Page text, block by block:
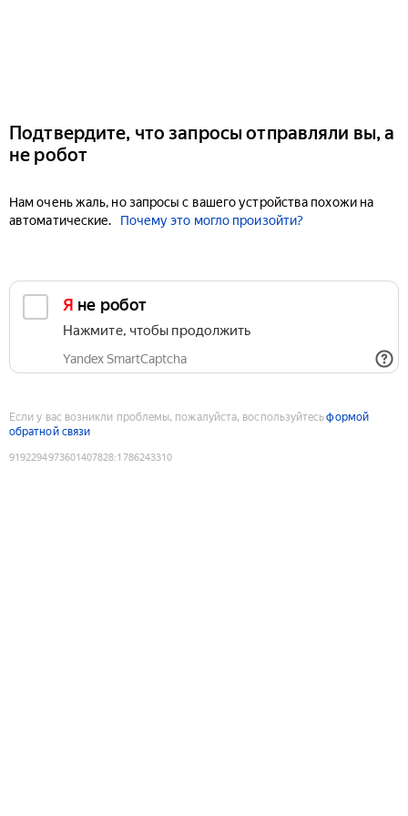
Подтвердите, что запросы отправляли вы, а
не робот
Нам очень жаль, но запросы с вашего устройства похожи на
автоматические.
Почему это могло произойти?
Я не робот
Нажмите, чтобы продолжить
Yandex SmartCaptcha
Если у вас возникли проблемы, пожалуйста, воспользуйтесьформой
обратной связи
9192294973601407828:1786243310